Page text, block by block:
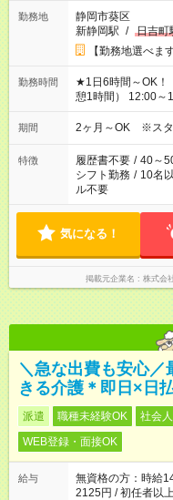
勤務地
静岡市葵区
新静岡駅 / 日吉町
【勤務地選べま
勤務時間
★1日6時間～OK！ 【シフト例】 7:00～13:00 9:00～18:00（休
憩1時間） 12:00～18:00 ※ご希望の時間帯をご相
※日勤、夜勤のみ
期間 2ヶ月～OK ※スタ
特徴 履歴書不要 / 40～
シフト勤務 / 10名
ル不要
気になる！
掲載元企業名 株式会
＼急な出費も安心
きる介護＊即日×日
派遣 職種未経験OK 社会
WEB登録・面接OK
給与
無資格の方：時給
2125円 / 初任者